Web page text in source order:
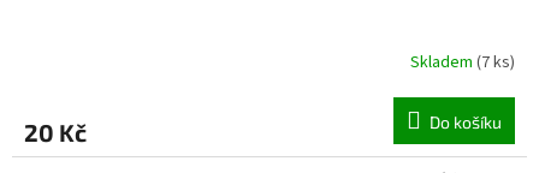
Skladem (7 ks)
20 Kč Do košíku